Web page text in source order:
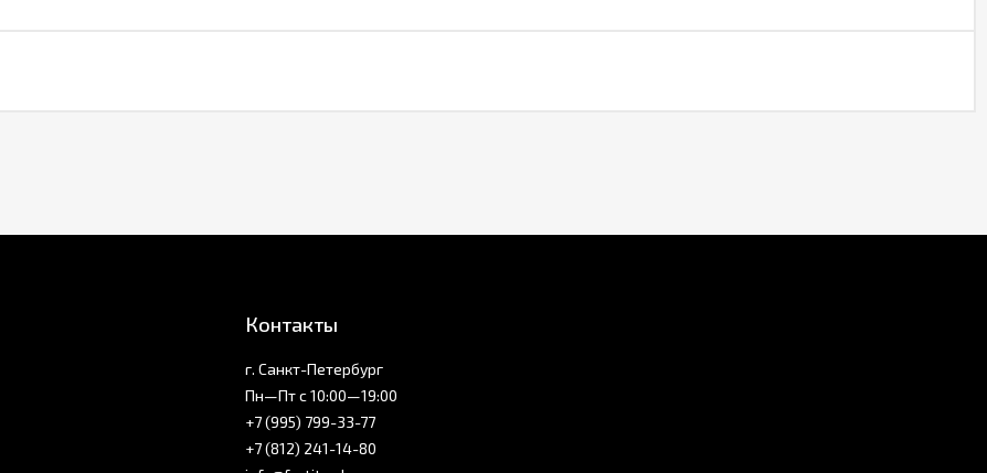
Контакты
г. Санкт-Петербург
Пн—Пт с 10:00—19:00
+7 (995) 799-33-77
+7 (812) 241-14-80